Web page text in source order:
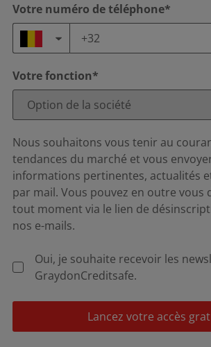
Votre numéro de téléphone*
Votre fonction*
Nous souhaitons vous tenir au
tendances du marché et vous
informations pertinentes, actualités
par mail. Vous pouvez en outre vous
tout moment via le lien de
nos e-mails.
Oui, je souhaite recevoir les
GraydonCreditsafe.
Lancez votre accès